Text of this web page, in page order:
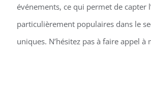
événements, ce qui permet de capter
particulièrement populaires dans le
uniques. N’hésitez pas à faire appel à